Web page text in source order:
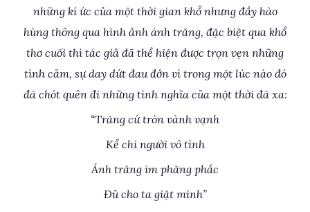
những kí ức của một thời gian khổ nhưng đầy hào
hùng thông qua hình ảnh ánh trăng, đặc biệt qua khổ
thơ cuối thì tác giả đã thể hiện được trọn vẹn những
tình cảm, sự day dứt đau đớn vì trong một lúc nào đó
đã chót quên đi những tình nghĩa của một thời đã xa:
“Trăng cứ tròn vành vạnh
Kể chi người vô tình
Ánh trăng im phăng phắc
Đủ cho ta giật mình”